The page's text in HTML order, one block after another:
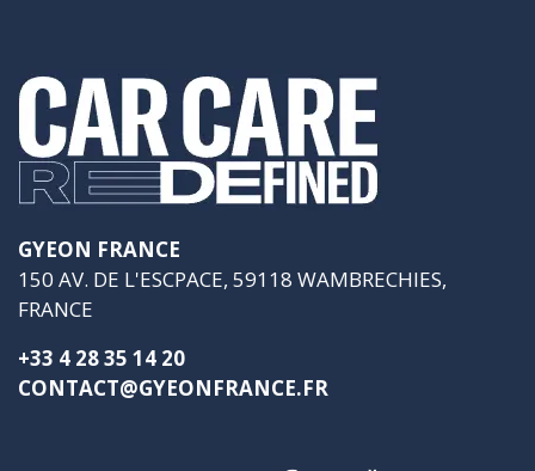
GYEON FRANCE
150 AV. DE L'ESCPACE, 59118 WAMBRECHIES,
FRANCE
+33 4 28 35 14 20
CONTACT@GYEONFRANCE.FR